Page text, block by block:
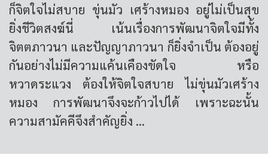
ก็จิตใจไม่สบาย ขุ่นมัว เศร้างหมอง อยู่ไม่เป็นสุข
ยิ่งชีวิตสงฆ์นี่ เน้นเรื่องการพัฒนาจิตใจมีทั้ง
จิตตภาวนา และปัญญาภาวนา ก็ยิ่งจำเป็น ต้องอยู่
กันอย่างไม่มีความแค้นเคืองขัดใจ หรือ
หวาดระแวง ต้องให้จิตใจสบาย ไม่ขุ่นมัวเศร้าง
หมอง การพัฒนาจึงจะก้าวไปได้ เพราะฉะนั้น
ความสามัคคีจึงสำคัญยิ่ง ...